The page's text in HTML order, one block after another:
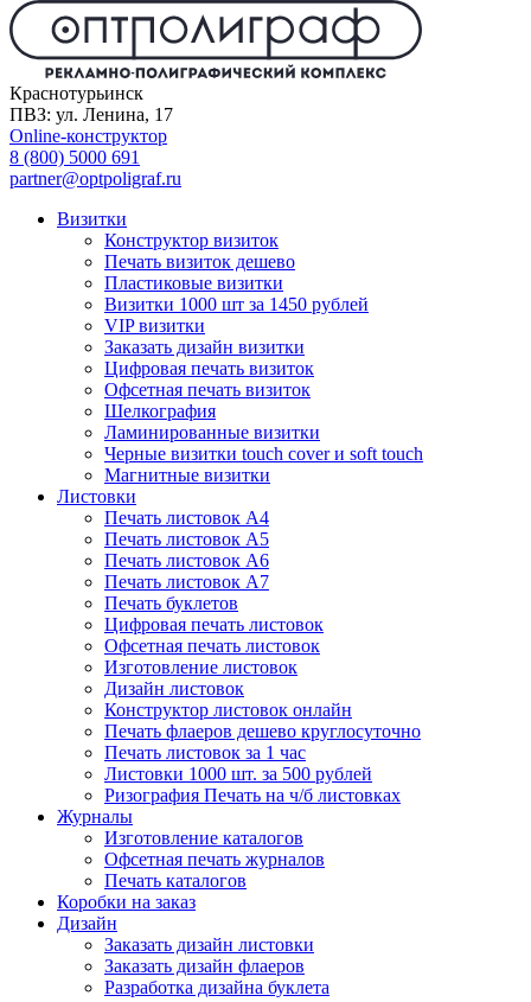
Краснотурьинск
ПВЗ: ул. Ленина, 17
Online-конструктор
8 (800) 5000 691
partner@optpoligraf.ru
Визитки
Конструктор визиток
Печать визиток дешево
Пластиковые визитки
Визитки 1000 шт за 1450 рублей
VIP визитки
Заказать дизайн визитки
Цифровая печать визиток
Офсетная печать визиток
Шелкография
Ламинированные визитки
Черные визитки touch cover и soft touch
Магнитные визитки
Листовки
Печать листовок А4
Печать листовок А5
Печать листовок А6
Печать листовок А7
Печать буклетов
Цифровая печать листовок
Офсетная печать листовок
Изготовление листовок
Дизайн листовок
Конструктор листовок онлайн
Печать флаеров дешево круглосуточно
Печать листовок за 1 час
Листовки 1000 шт. за 500 рублей
Ризография Печать на ч/б листовках
Журналы
Изготовление каталогов
Офсетная печать журналов
Печать каталогов
Коробки на заказ
Дизайн
Заказать дизайн листовки
Заказать дизайн флаеров
Разработка дизайна буклета